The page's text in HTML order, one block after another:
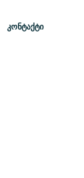
კონტაქტი